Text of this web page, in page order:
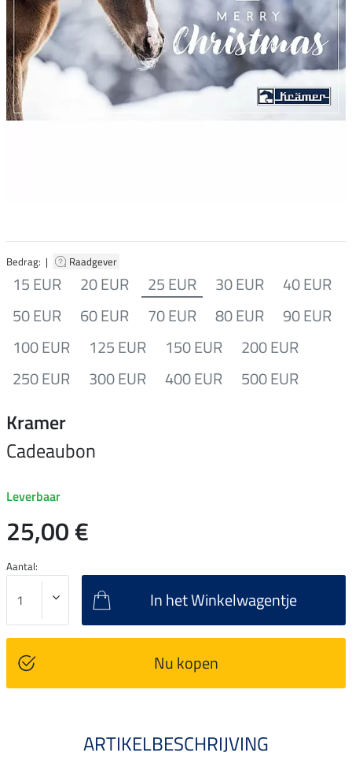
Bedrag: | Raadgever
15 EUR 20 EUR 25 EUR 30 EUR
40 EUR
50 EUR
60 EUR 70 EUR 80 EUR
90 EUR
100 EUR
125 EUR 150 EUR
200 EUR
250 EUR
300 EUR 400 EUR 500 EUR
Kramer
Cadeaubon
Leverbaar
25,00 €
Aantal:
In het Winkelwagentje
Nu kopen
ARTIKELBESCHRIJVING